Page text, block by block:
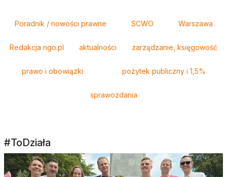
Poradnik / nowości prawne SCWO Warszawa
Redakcja ngo.pl aktualności zarządzanie, księgowość
prawo i obowiązki pożytek publiczny i 1,5%
sprawozdania
#ToDziała